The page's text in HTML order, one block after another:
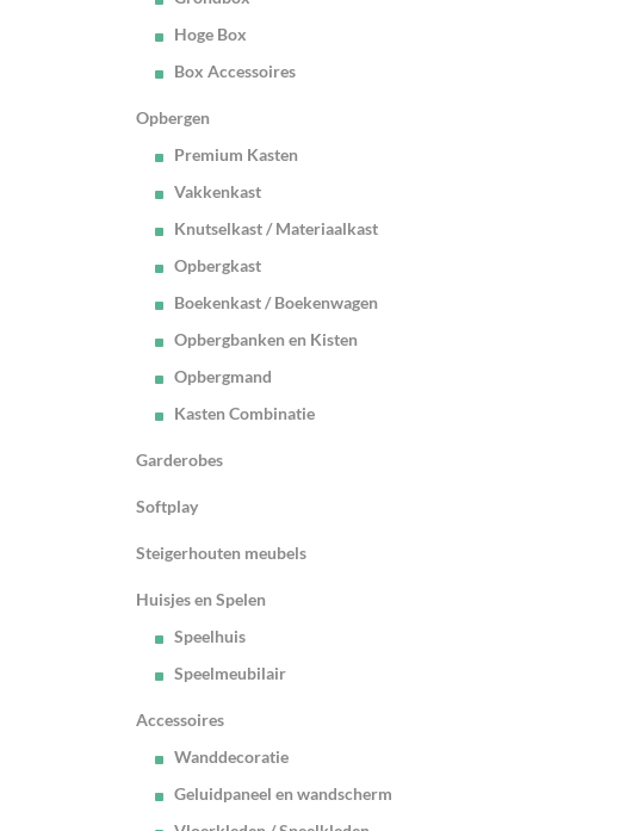
Hoge Box
Box Accessoires
Opbergen
Premium Kasten
Vakkenkast
Knutselkast / Materiaalkast
Opbergkast
Boekenkast / Boekenwagen
Opbergbanken en Kisten
Opbergmand
Kasten Combinatie
Garderobes
Softplay
Steigerhouten meubels
Huisjes en Spelen
Speelhuis
Speelmeubilair
Accessoires
Wanddecoratie
Geluidpaneel en wandscherm